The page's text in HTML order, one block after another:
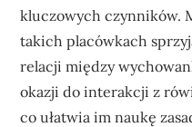
kluczowych czynników.
takich placówkach
relacji między
okazji do interakcji z
co ułatwia im naukę